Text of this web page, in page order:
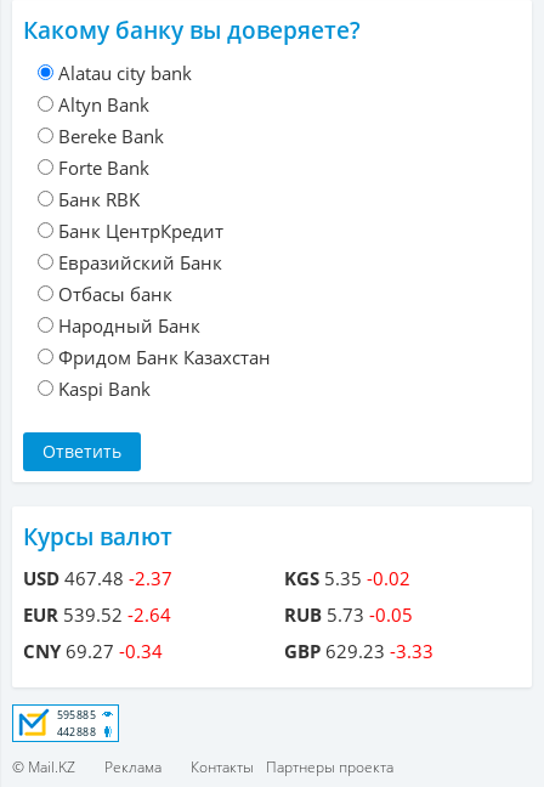
Какому банку вы доверяете?
Alatau city bank
Altyn Bank
Bereke Bank
Forte Bank
Банк RBK
Банк ЦентрКредит
Евразийский Банк
Отбасы банк
Народный Банк
Фридом Банк Казахстан
Kaspi Bank
Курсы валют
USD 467.48 -2.37
EUR 539.52 -2.64
CNY69.27 -0.34
KGS 5.35 -0.02
RUB 5.73 -0.05
GBP 629.23 -3.33
© Mail.KZ Реклама Контакты Партнеры проекта